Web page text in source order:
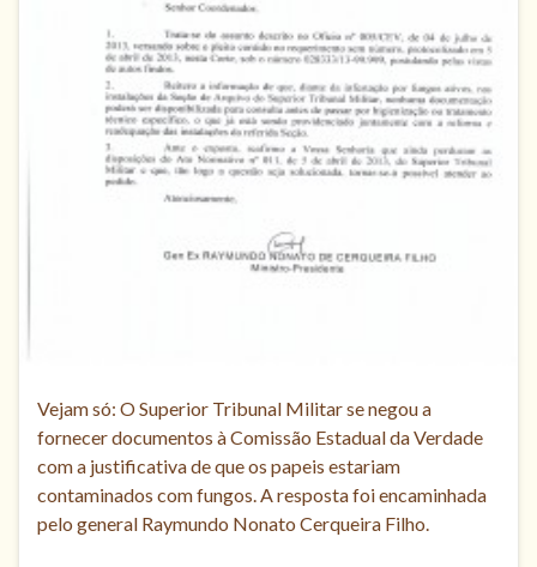
Vejam só: O Superior Tribunal Militar se negou a
fornecer documentos à Comissão Estadual da Verdade
com a justificativa de que os papeis estariam
contaminados com fungos. A resposta foi encaminhada
pelo general Raymundo Nonato Cerqueira Filho.